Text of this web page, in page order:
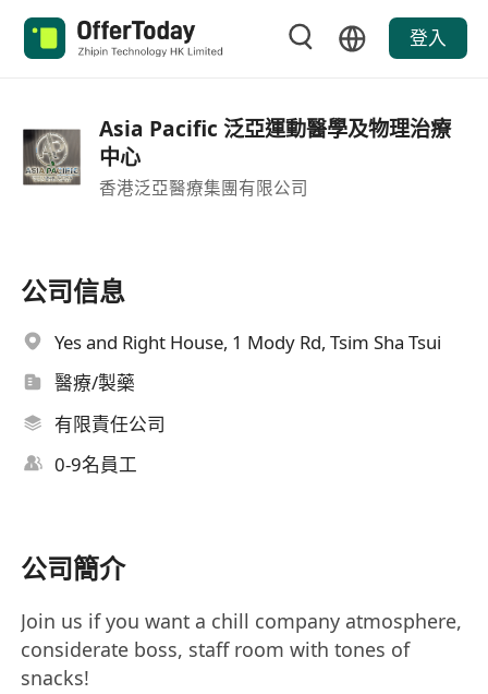
登入
Asia Pacific 泛亞運動醫學及物理治療
中心
香港泛亞醫療集團有限公司
公司信息
Yes and Right House, 1 Mody Rd, Tsim Sha Tsui
醫療/製藥
有限責任公司
0-9名員工
公司簡介
Join us if you want a chill company atmosphere,
considerate boss, staff room with tones of
snacks!